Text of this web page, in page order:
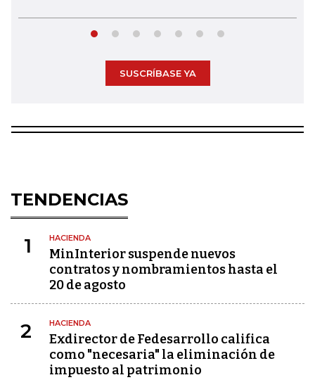
SUSCRÍBASE YA
TENDENCIAS
1 HACIENDA
MinInterior suspende nuevos
contratos y nombramientos hasta el
20 de agosto
2 HACIENDA
Exdirector de Fedesarrollo califica
como "necesaria" la eliminación de
impuesto al patrimonio